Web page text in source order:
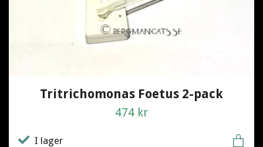
Tritrichomonas Foetus 2-pack
474 kr
I lager